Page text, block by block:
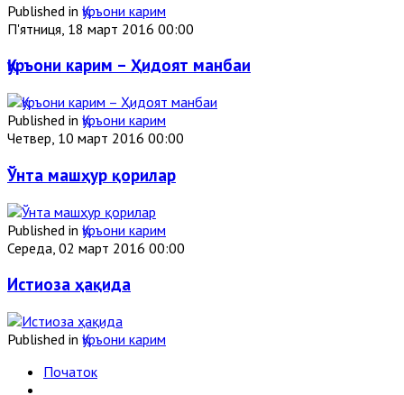
Published in Қуръони карим
П'ятниця, 18 март 2016 00:00
Қуръони карим – Ҳидоят манбаи
Published in Қуръони карим
Четвер, 10 март 2016 00:00
Ўнта машҳур қорилар
Published in Қуръони карим
Середа, 02 март 2016 00:00
Истиоза ҳақида
Published in Қуръони карим
Початок